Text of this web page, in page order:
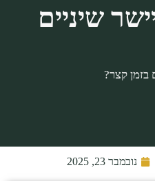
שיניים
בזמן קצר?
נובמבר 23, 2025